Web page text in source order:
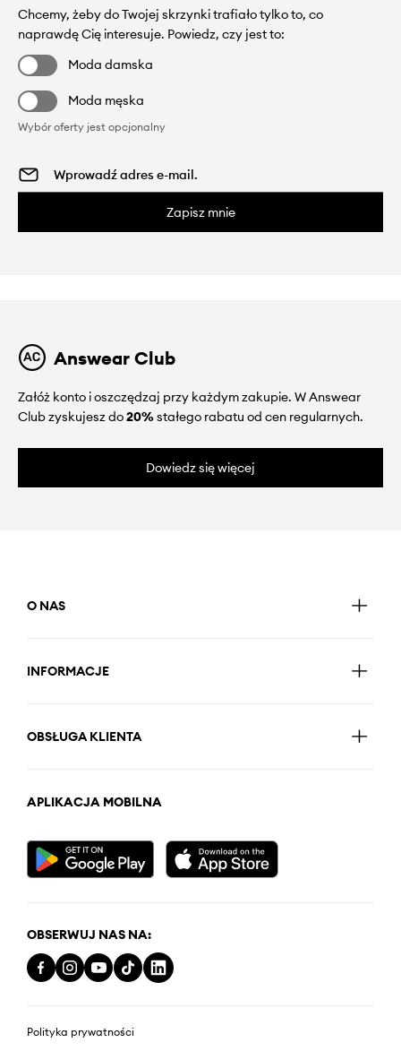
Chcemy, żeby do Twojej skrzynki trafiało tylko to, co
naprawdę Cię interesuje. Powiedz, czy jest to:
Moda damska
Moda męska
Wybór oferty jest opcjonalny
Zapisz mnie
Answear Club
Załóż konto i oszczędzaj przy każdym zakupie. W Answear
Club zyskujesz do20%stałego rabatu od cen regularnych.
Dowiedz się więcej
O NAS
INFORMACJE
OBSŁUGA KLIENTA
APLIKACJA MOBILNA
OBSERWUJ NAS NA:
Polityka prywatności